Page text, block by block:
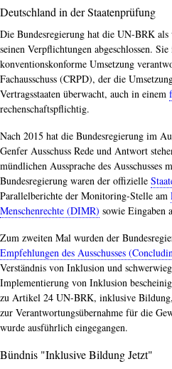
Deutschland in der Staatenprüfung
Die Bundesregierung hat die UN-BRK
seinen Verpflichtungen abgeschlossen.
konventionskonforme Umsetzung
Fachausschuss (CRPD), der die
Vertragsstaaten überwacht, auch in einem
rechenschaftspflichtig.
Nach 2015 hat die Bundesregierung im
Genfer Ausschuss Rede und Antwort
mündlichen Aussprache des Ausschusses
Bundesregierung waren der offizielle
Parallelberichte der Monitoring-Stelle am
Menschenrechte (DIMR) sowie Eingaben
Zum zweiten Mal wurden der
Empfehlungen des Ausschusses
Verständnis von Inklusion und
Implementierung von Inklusion
zu Artikel 24 UN-BRK, inklusive
zur Verantwortungsübernahme für die
wurde ausführlich eingegangen.
Bündnis "Inklusive Bildung Jetzt"